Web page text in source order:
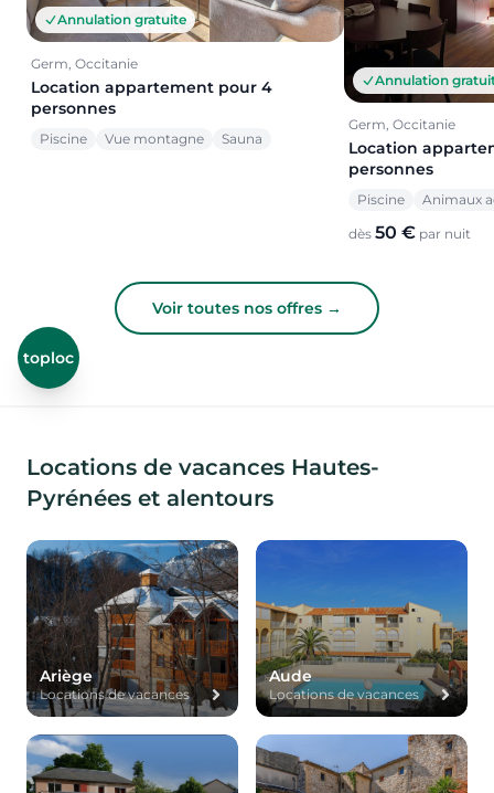
Annulation gratuite
Germ, Occitanie
Location appartement pour 4
personnes
Piscine Vue montagne Sauna
Annulation
Germ, Occitanie
Location
personnes
Piscine Animaux
dès 50 € par nuit
Voir toutes nos offres →
toploc
Locations de vacances Hautes-
Pyrénées et alentours
Ariège
Locations de vacances
Aude
Locations de vacances